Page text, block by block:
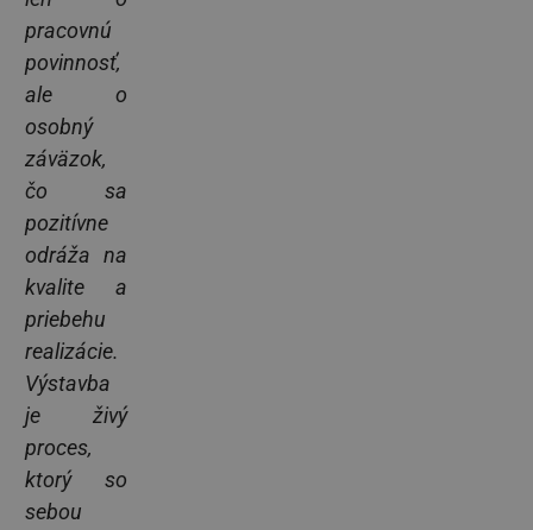
pracovnú
povinnosť,
ale o
osobný
záväzok,
čo sa
pozitívne
odráža na
kvalite a
priebehu
realizácie.
Výstavba
je živý
proces,
ktorý so
sebou